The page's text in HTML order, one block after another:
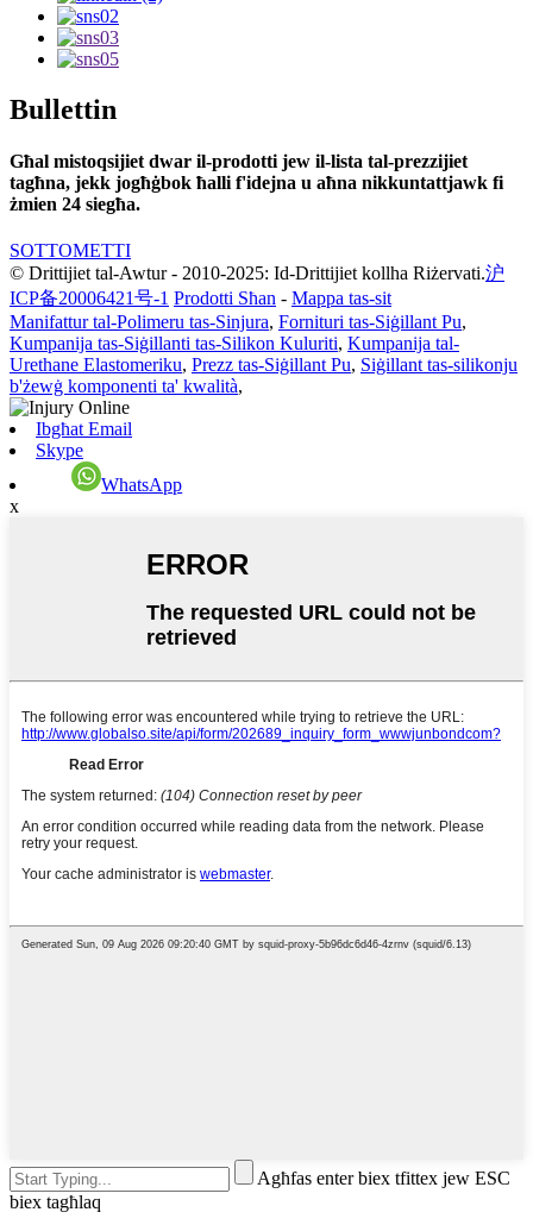
Bullettin
Għal mistoqsijiet dwar il-prodotti jew il-lista tal-prezzijiet
tagħna, jekk jogħġbok ħalli f'idejna u aħna nikkuntattjawk fi
żmien 24 siegħa.
SOTTOMETTI
© Drittijiet tal-Awtur - 2010-2025: Id-Drittijiet kollha Riżervati.沪
ICP备20006421号-1 Prodotti Sħan - Mappa tas-sit
Manifattur tal-Polimeru tas-Sinjura, Fornituri tas-Siġillant Pu,
Kumpanija tas-Siġillanti tas-Silikon Kuluriti, Kumpanija tal-
Urethane Elastomeriku, Prezz tas-Siġillant Pu, Siġillant tas-silikonju
b'żewġ komponenti ta' kwalità,
Ibgħat Email
Skype
WhatsApp
x
Agħfas enter biex tfittex jew ESC
biex tagħlaq